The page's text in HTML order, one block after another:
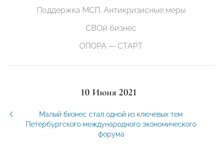
Поддержка МСП. Антикризисные меры
СВОй бизнес
ОПОРА — СТАРТ
10 Июня 2021
Малый бизнес стал одной из ключевых тем
Петербургского международного экономического
форума